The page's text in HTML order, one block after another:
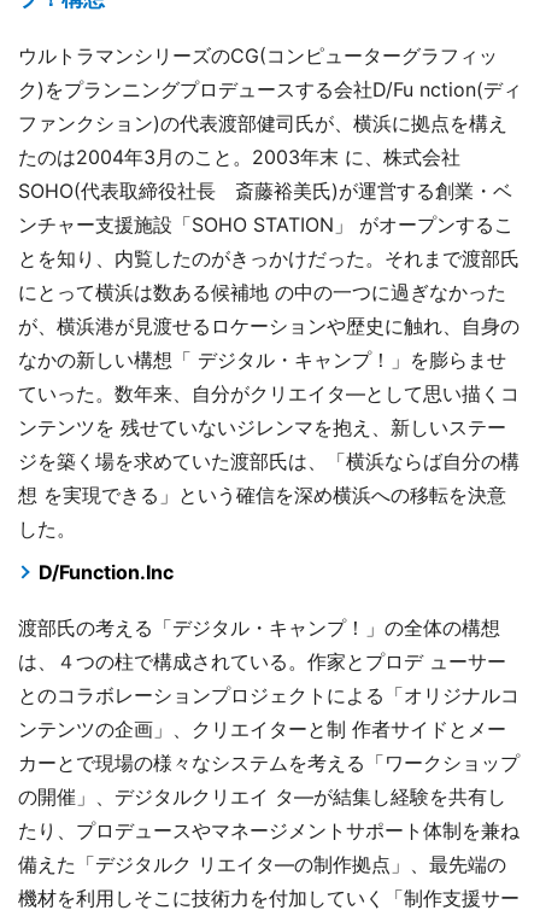
ウルトラマンシリーズのCG(コンピューターグラフィッ
ク)をプランニングプロデュースする会社D/Fu nction(ディ
ファンクション)の代表渡部健司氏が、横浜に拠点を構え
たのは2004年3月のこと。2003年末 に、株式会社
SOHO(代表取締役社長 斎藤裕美氏)が運営する創業・ベ
ンチャー支援施設「SOHO STATION」 がオープンするこ
とを知り、内覧したのがきっかけだった。それまで渡部氏
にとって横浜は数ある候補地 の中の一つに過ぎなかった
が、横浜港が見渡せるロケーションや歴史に触れ、自身の
なかの新しい構想「 デジタル・キャンプ！」を膨らませ
ていった。数年来、自分がクリエイタ―として思い描くコ
ンテンツを 残せていないジレンマを抱え、新しいステー
ジを築く場を求めていた渡部氏は、「横浜ならば自分の構
想 を実現できる」という確信を深め横浜への移転を決意
した。
D/Function.Inc
渡部氏の考える「デジタル・キャンプ！」の全体の構想
は、４つの柱で構成されている。作家とプロデ ューサー
とのコラボレーションプロジェクトによる「オリジナルコ
ンテンツの企画」、クリエイターと制 作者サイドとメー
カーとで現場の様々なシステムを考える「ワークショップ
の開催」、デジタルクリエイ タ―が結集し経験を共有し
たり、プロデュースやマネージメントサポート体制を兼ね
備えた「デジタルク リエイタ―の制作拠点」、最先端の
機材を利用しそこに技術力を付加していく「制作支援サー